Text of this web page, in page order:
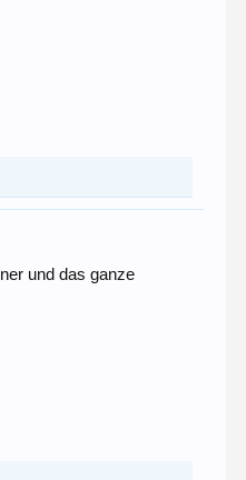
und das ganze